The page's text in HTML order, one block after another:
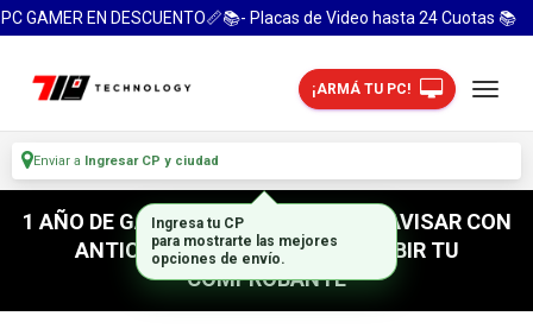
GAMER EN DESCUENTO📏📚- Placas de Video hasta 24 Cuotas 📚
¡ARMÁ TU PC!
Enviar a Ingresar CP y ciudad
1 AÑO DE GARANTIA! / PARA RETIRO AVISAR CON
ANTICIPACION / NO OLVIDES SUBIR TU
COMPROBANTE